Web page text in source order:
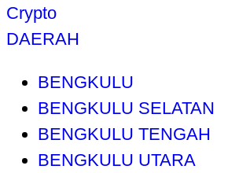
Crypto
DAERAH
BENGKULU
BENGKULU SELATAN
BENGKULU TENGAH
BENGKULU UTARA